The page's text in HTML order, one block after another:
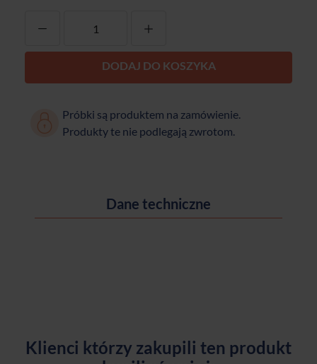
DODAJ DO KOSZYKA
Próbki są produktem na zamówienie.
Produkty te nie podlegają zwrotom.
Dane techniczne
Klienci którzy zakupili ten produkt